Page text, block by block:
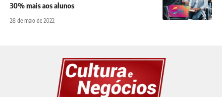
30% mais aos alunos
28 de maio de 2022